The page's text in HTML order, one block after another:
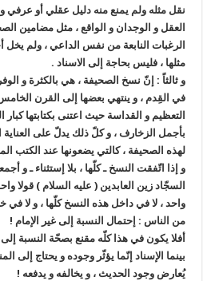
نقل مثله ولم يمنع منه دليل عقلي أو عرفي
العقل و الوجدان و الواقع ، مثل مضامين
الرغبات النابعة من نفس الداعي ، ولم
مثلها ، فليس بحاجة إلى الاسناد .
و ثالثاً : إنّ نسخ الصحيفة ، هي بالكثرة و
في القِدم ، و ينتهي بعضها إلى القرن
التعظيم و القداسة حيث اعتنى بكتابتها
بأجمل الزخارف ، و كلّ ذلك يدلّ على العناية
لهذه الصحيفة ، كالتي يضعونها عند الكتب
و إذا اتّفقت النسخ ـ كلّها ، بلا إستثناء ـ و
السجّاد زين العابدين ( عليه السلام ) قولا
واحد ، لا في داخل هذه النسخ كلّها ، و لا في
من الناس : إحتمال النسبة إلى غير الإمام !
أفلا يكون في هذا كلّه مقنع بصحّة النسبة
بينما الإسناد إنّما يؤثّر وجوده و يحتاج إلى
يُعارض وجود الحديث ، و يخالفه و يدفعه !